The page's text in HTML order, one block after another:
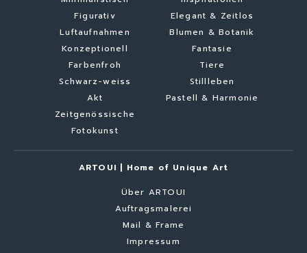
Figurativ
Luftaufnahmen
Konzeptionell
Farbenfroh
Schwarz-weiss
Akt
Zeitgenössische
Fotokunst
Elegant & Zeitlos
Blumen & Botanik
Fantasie
Tiere
Stillleben
Pastell & Harmonie
ARTOUI | Home of Unique Art
Über ARTOUI
Auftragsmalerei
Mail & Frame
Impressum